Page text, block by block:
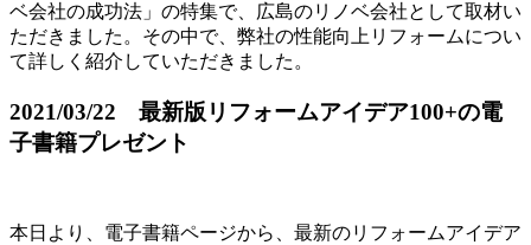
ベ会社の成功法」の特集で、広島のリノベ会社として取材い
ただきました。その中で、弊社の性能向上リフォームについ
て詳しく紹介していただきました。
2021/03/22 最新版リフォームアイデア100+の電
子書籍プレゼント
本日より、電子書籍ページから、最新のリフォームアイデア